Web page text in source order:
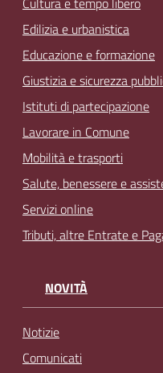
Edilizia e urbanistica
Educazione e formazione
Giustizia e sicurezza
Istituti di partecipazione
Lavorare in Comune
Mobilità e trasporti
Salute, benessere e
Servizi online
Tributi, altre Entrate e
NOVITÀ
Notizie
Comunicati